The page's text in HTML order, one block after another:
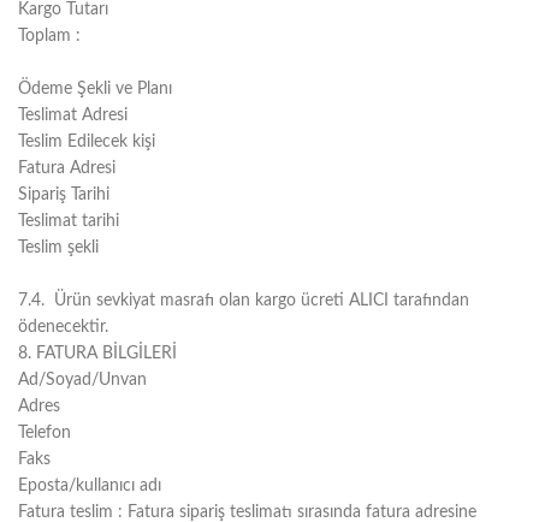
Kargo Tutarı
Toplam :
Ödeme Şekli ve Planı
Teslimat Adresi
Teslim Edilecek kişi
Fatura Adresi
Sipariş Tarihi
Teslimat tarihi
Teslim şekli
7.4. Ürün sevkiyat masrafı olan kargo ücreti ALICI tarafından
ödenecektir.
8. FATURA BİLGİLERİ
Ad/Soyad/Unvan
Adres
Telefon
Faks
Eposta/kullanıcı adı
Fatura teslim : Fatura sipariş teslimatı sırasında fatura adresine